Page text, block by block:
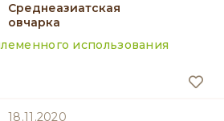
Среднеазиатская
овчарка
использования
18.11.2020